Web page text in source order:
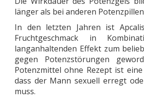
länger als bei anderen
In den letzten Jahren ist
Fruchtgeschmack in
langanhaltenden Effekt zum
gegen Potenzstörungen
Potenzmittel ohne Rezept ist
dass der Mann sexuell erregt
muss.